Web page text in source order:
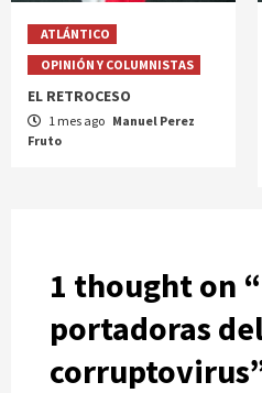
ATLÁNTICO
OPINIÓN Y COLUMNISTAS
EL RETROCESO
1 mes ago Manuel Perez
Fruto
1 thought on “
portadoras
corruptovirus